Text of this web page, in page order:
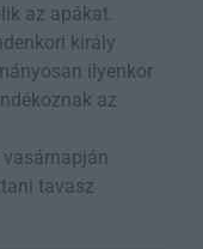
az apákat.
király
ilyenkor
az
tavasz